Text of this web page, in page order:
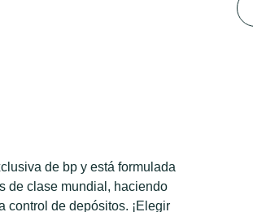
de bp y está formulada
de clase mundial, haciendo
control de depósitos. ¡Elegir